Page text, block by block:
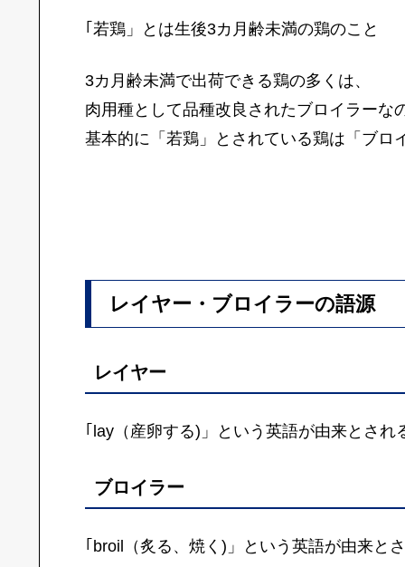
｢若鶏」とは生後3カ月齢未満の鶏のこと
3カ月齢未満で出荷できる鶏の多くは、
肉用種として品種改良されたブロイラーな
基本的に「若鶏」とされている鶏は「ブロ
レイヤー・ブロイラーの語源
レイヤー
｢lay（産卵する)」という英語が由来とされ
ブロイラー
｢broil（炙る、焼く)」という英語が由来と